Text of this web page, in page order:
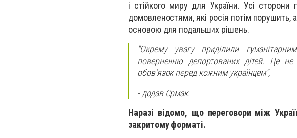
і стійкого миру для України. Усі
домовленостями, які росія потім
основою для подальших рішень.
"Окрему увагу приділили
поверненню депортованих дітей. Це
обов’язок перед кожним українцем",
- додав Єрмак.
Наразі відомо, що переговори між
закритому форматі.